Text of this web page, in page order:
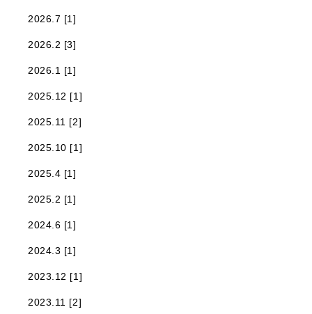
2026.7 [1]
2026.2 [3]
2026.1 [1]
2025.12 [1]
2025.11 [2]
2025.10 [1]
2025.4 [1]
2025.2 [1]
2024.6 [1]
2024.3 [1]
2023.12 [1]
2023.11 [2]